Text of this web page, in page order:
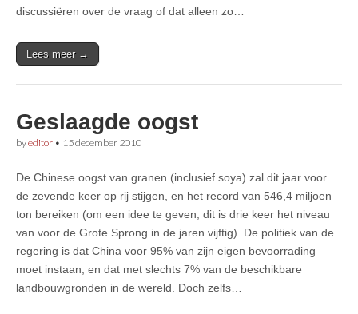
discussiëren over de vraag of dat alleen zo…
Lees meer →
Geslaagde oogst
byeditor • 15 december 2010
De Chinese oogst van granen (inclusief soya) zal dit jaar voor
de zevende keer op rij stijgen, en het record van 546,4 miljoen
ton bereiken (om een idee te geven, dit is drie keer het niveau
van voor de Grote Sprong in de jaren vijftig). De politiek van de
regering is dat China voor 95% van zijn eigen bevoorrading
moet instaan, en dat met slechts 7% van de beschikbare
landbouwgronden in de wereld. Doch zelfs…